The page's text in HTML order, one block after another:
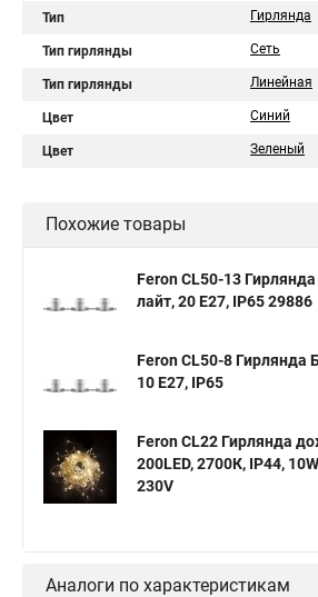
Тип Гирлянда
Тип гирлянды Сеть
Тип гирлянды Линейная
Цвет Синий
Цвет Зеленый
Похожие товары
Feron CL50-13
лайт, 20 E27, IP65 29886
Feron CL50-8 Гирлянда
10 E27, IP65
Feron CL22 Гирлянда
200LED, 2700К, IP44,
230V
Аналоги по характеристикам